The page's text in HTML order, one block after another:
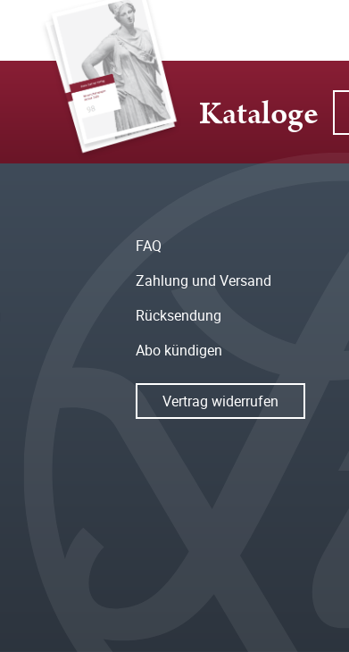
Kataloge
FAQ
Zahlung und Versand
Rücksendung
Abo kündigen
Vertrag widerrufen